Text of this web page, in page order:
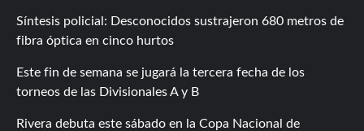
Síntesis policial: Desconocidos sustrajeron 680 metros de
fibra óptica en cinco hurtos
Este fin de semana se jugará la tercera fecha de los
torneos de las Divisionales A y B
Rivera debuta este sábado en la Copa Nacional de